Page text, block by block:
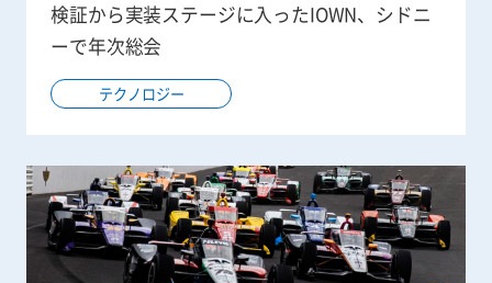
検証から実装ステージに入ったIOWN、シドニ
ーで年次総会
テクノロジー